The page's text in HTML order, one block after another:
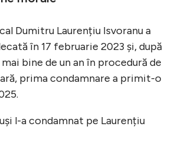
Dumitru Laurențiu Isvoranu a
în 17 februarie 2023 și, după
bine de un an în procedură de
prima condamnare a primit-o
l-a condamnat pe Laurențiu